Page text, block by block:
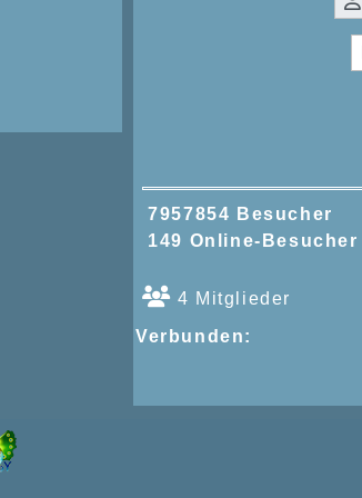
7957854 Besucher
149 Online-Besucher
4 Mitglieder
Verbunden: